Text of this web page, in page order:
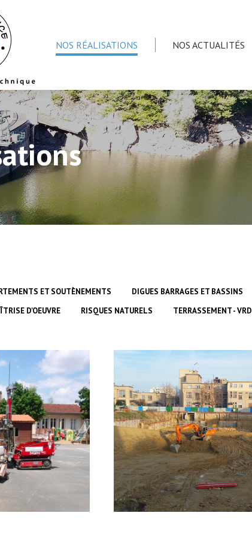
NOS RÉALISATIONS NOS ACTUALITÉS
ET SOUTÈNEMENTS
DIGUES BARRAGES ET BASSINS
D'OEUVRE RISQUES NATURELS TERRASSEMENT - VRD